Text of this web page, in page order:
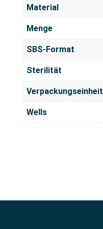
Material
Menge
SBS-Format
Sterilität
Verpackungseinheit
Wells